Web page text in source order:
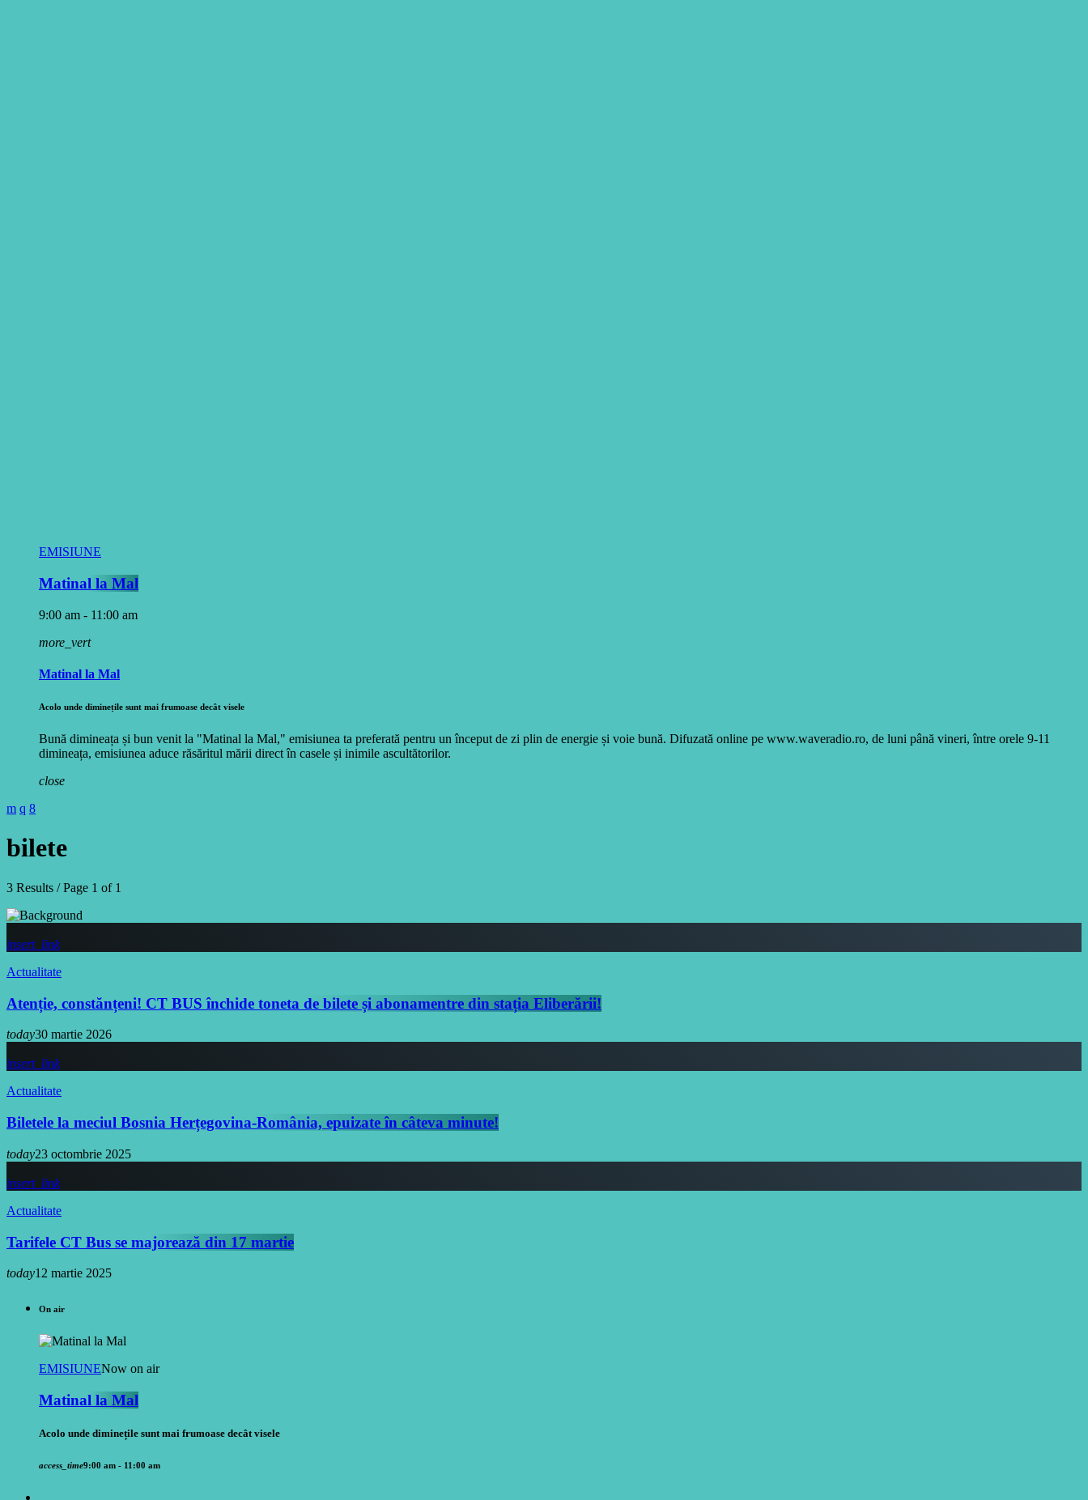
EMISIUNE
Matinal la Mal
9:00 am - 11:00 am
more_vert
Matinal la Mal
Acolo unde diminețile sunt mai frumoase decât visele
Bună dimineața și bun venit la "Matinal la Mal," emisiunea ta preferată pentru un început de zi plin de energie și voie bună. Difuzată online pe www.waveradio.ro, de luni până vineri, între orele 9-11
dimineața, emisiunea aduce răsăritul mării direct în casele și inimile ascultătorilor.
close
bilete
3 Results / Page 1 of 1
insert_link
Actualitate
Atenție, constănțeni! CT BUS închide toneta de bilete și abonamentre din stația Eliberării!
today30 martie 2026
insert_link
Actualitate
Biletele la meciul Bosnia Herțegovina-România, epuizate în câteva minute!
today23 octombrie 2025
insert_link
Actualitate
Tarifele CT Bus se majorează din 17 martie
today12 martie 2025
On air
EMISIUNENow on air
Matinal la Mal
Acolo unde diminețile sunt mai frumoase decât visele
access_time9:00 am - 11:00 am